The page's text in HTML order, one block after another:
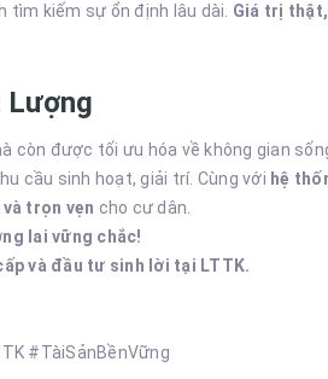
kiếm sự ổn định lâu dài. Giá trị
Lượng
còn được tối ưu hóa về không gian
cầu sinh hoạt, giải trí. Cùng với hệ
trọn vẹn cho cư dân.
lai vững chắc!
và đầu tư sinh lời tại LTTK.
#TàiSảnBềnVững